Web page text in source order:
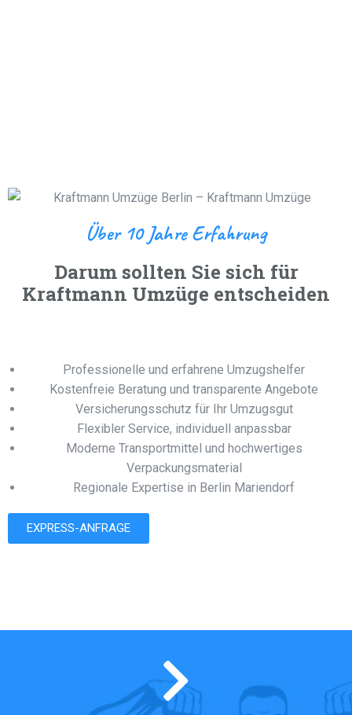
Über 10 Jahre Erfahrung
Darum sollten Sie sich für
Kraftmann Umzüge entscheiden
Professionelle und erfahrene Umzugshelfer
Kostenfreie Beratung und transparente Angebote
Versicherungsschutz für Ihr Umzugsgut
Flexibler Service, individuell anpassbar
Moderne Transportmittel und hochwertiges
Verpackungsmaterial
Regionale Expertise in Berlin Mariendorf
EXPRESS-ANFRAGE